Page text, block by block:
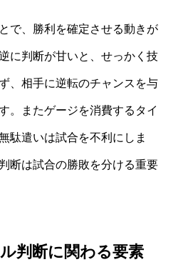
で、勝利を確定させる動きが
に判断が甘いと、せっかく技
、相手に逆転のチャンスを与
。またゲージを消費するタイ
駄遣いは試合を不利にしま
断は試合の勝敗を分ける重要
判断に関わる要素